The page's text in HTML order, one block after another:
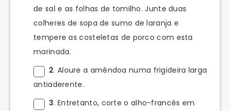
de sal e as folhas de tomilho. Junte duas
colheres de sopa de sumo de laranja e
tempere as costeletas de porco com esta
marinada.
2. Aloure a amêndoa numa frigideira larga
antiaderente.
3. Entretanto, corte o alho-francês em